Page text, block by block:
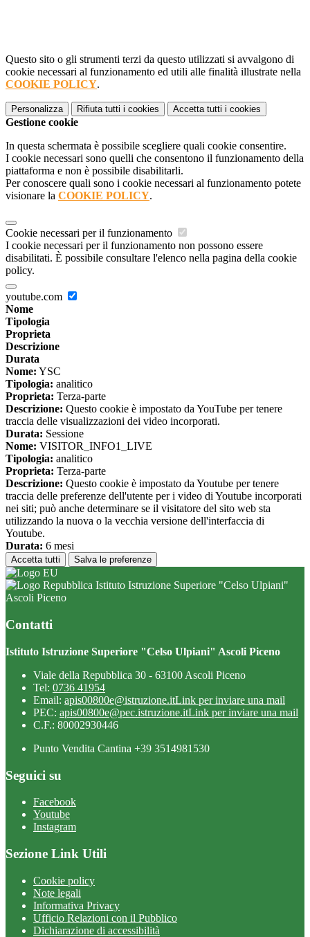
Questo sito o gli strumenti terzi da questo utilizzati si avvalgono di
cookie necessari al funzionamento ed utili alle finalità illustrate nella
COOKIE POLICY.
Personalizza Rifiuta tutti i cookies Accetta tutti i cookies
Gestione cookie
In questa schermata è possibile scegliere quali cookie consentire.
I cookie necessari sono quelli che consentono il funzionamento della
piattaforma e non è possibile disabilitarli.
Per conoscere quali sono i cookie necessari al funzionamento potete
visionare la COOKIE POLICY.
Cookie necessari per il funzionamento
I cookie necessari per il funzionamento non possono essere
disabilitati. È possibile consultare l'elenco nella pagina della cookie
policy.
youtube.com
Nome
Tipologia
Proprieta
Descrizione
Durata
Nome: YSC
Tipologia: analitico
Proprieta: Terza-parte
Descrizione: Questo cookie è impostato da YouTube per tenere
traccia delle visualizzazioni dei video incorporati.
Durata: Sessione
Nome: VISITOR_INFO1_LIVE
Tipologia: analitico
Proprieta: Terza-parte
Descrizione: Questo cookie è impostato da Youtube per tenere
traccia delle preferenze dell'utente per i video di Youtube incorporati
nei siti; può anche determinare se il visitatore del sito web sta
utilizzando la nuova o la vecchia versione dell'interfaccia di
Youtube.
Durata: 6 mesi
Accetta tutti Salva le preferenze
Istituto Istruzione Superiore "Celso Ulpiani"
Ascoli Piceno
Contatti
Istituto Istruzione Superiore "Celso Ulpiani" Ascoli Piceno
Viale della Repubblica 30 - 63100 Ascoli Piceno
Tel: 0736 41954
Email: apis00800e@istruzione.itLink per inviare una mail
PEC: apis00800e@pec.istruzione.itLink per inviare una mail
C.F.: 80002930446
Punto Vendita Cantina +39 3514981530
Seguici su
Facebook
Youtube
Instagram
Sezione Link Utili
Cookie policy
Note legali
Informativa Privacy
Ufficio Relazioni con il Pubblico
Dichiarazione di accessibilità